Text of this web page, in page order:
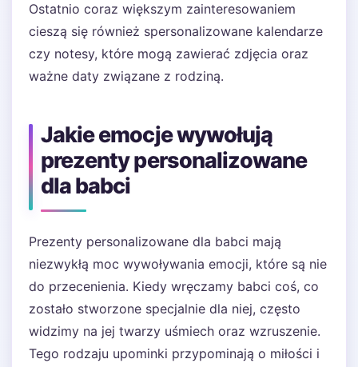
Ostatnio coraz większym zainteresowaniem
cieszą się również spersonalizowane kalendarze
czy notesy, które mogą zawierać zdjęcia oraz
ważne daty związane z rodziną.
Jakie emocje wywołują
prezenty personalizowane
dla babci
Prezenty personalizowane dla babci mają
niezwykłą moc wywoływania emocji, które są nie
do przecenienia. Kiedy wręczamy babci coś, co
zostało stworzone specjalnie dla niej, często
widzimy na jej twarzy uśmiech oraz wzruszenie.
Tego rodzaju upominki przypominają o miłości i